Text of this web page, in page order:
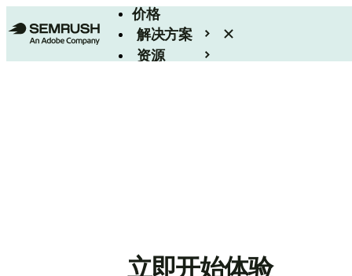
价格
解决方案
资源
立即开始体验